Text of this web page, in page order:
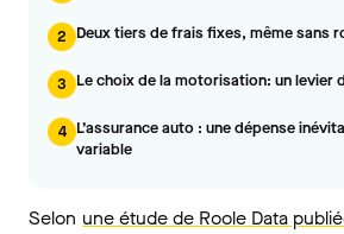
2 Deux tiers de frais fixes, même sans
3 Le choix de la motorisation: un levier
4 L’assurance auto : une dépense
variable
Selon une étude de Roole Data